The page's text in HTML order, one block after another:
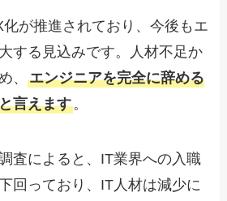
が推進されており、今後もエ
する見込みです。人材不足か
、エンジニアを完全に辞める
言えます。
査によると、IT業界への入職
回っており、IT人材は減少に